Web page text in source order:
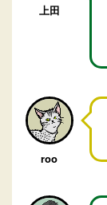
上田
roo